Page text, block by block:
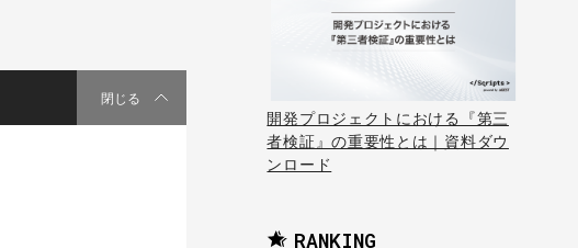
閉じる
開発プロジェクトにおける『第三
者検証』の重要性とは｜資料ダウ
ンロード
RANKING